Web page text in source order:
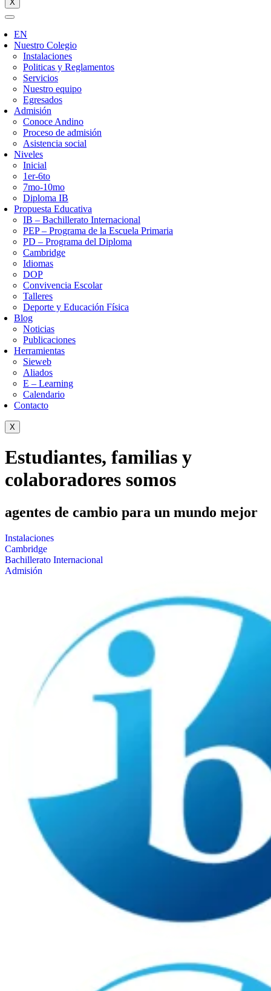
X
EN
Nuestro Colegio
Instalaciones
Politicas y Reglamentos
Servicios
Nuestro equipo
Egresados
Admisión
Conoce Andino
Proceso de admisión
Asistencia social
Niveles
Inicial
1er-6to
7mo-10mo
Diploma IB
Propuesta Educativa
IB – Bachillerato Internacional
PEP – Programa de la Escuela Primaria
PD – Programa del Diploma
Cambridge
Idiomas
DOP
Convivencia Escolar
Talleres
Deporte y Educación Física
Blog
Noticias
Publicaciones
Herramientas
Sieweb
Aliados
E – Learning
Calendario
Contacto
X
Estudiantes, familias y
colaboradores somos
agentes de cambio para un mundo mejor
Instalaciones
Cambridge
Bachillerato Internacional
Admisión